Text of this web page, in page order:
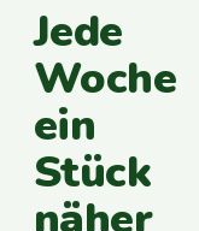
Jede
Woche
ein
Stück
näher